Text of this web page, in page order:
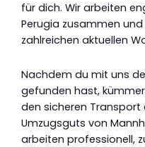
für dich. Wir arbeiten
Perugia zusammen
zahlreichen aktuellen
Nachdem du mit uns
gefunden hast,
den sicheren
Umzugsguts von
arbeiten professionell,